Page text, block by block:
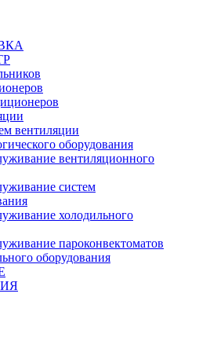
вентиляции
оборудования
вентиляционного
систем
холодильного
пароконвектоматов
оборудования